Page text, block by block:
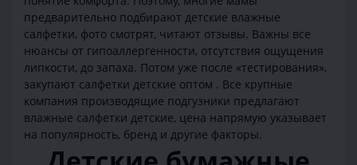
предварительно подбирают детские влажные
салфетки, фото смотрят, читают отзывы. Важны все
нюансы от гипоаллергенности, отсутствия ощущения
липкости, до запаха. Потом уже после «тестирования»,
закупают салфетки детские оптом . Все крупные
компания производящие подгузники предлагают
влажные салфетки детские, цена напрямую указывает
на популярность, бренд и другие факторы.